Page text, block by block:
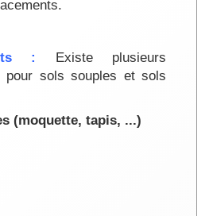
:
Existe plusieurs
pour sols souples et sols
(moquette, tapis, ...)